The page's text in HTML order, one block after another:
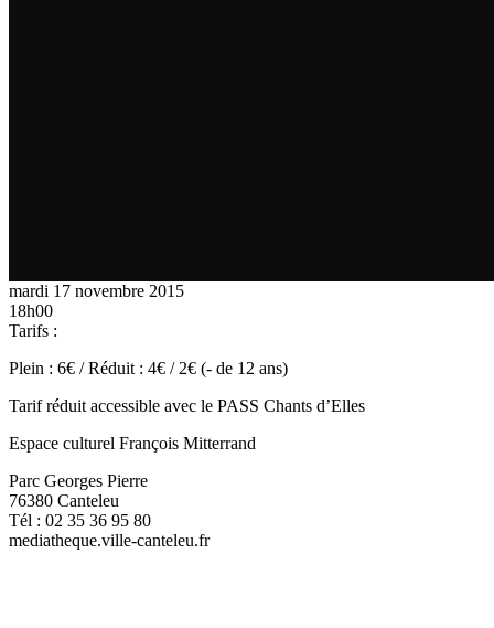
mardi 17 novembre 2015
18h00
Tarifs :
Plein : 6€ / Réduit : 4€ / 2€ (- de 12 ans)
Tarif réduit accessible avec le PASS Chants d’Elles
Espace culturel François Mitterrand
Parc Georges Pierre
76380 Canteleu
Tél : 02 35 36 95 80
mediatheque.ville-canteleu.fr